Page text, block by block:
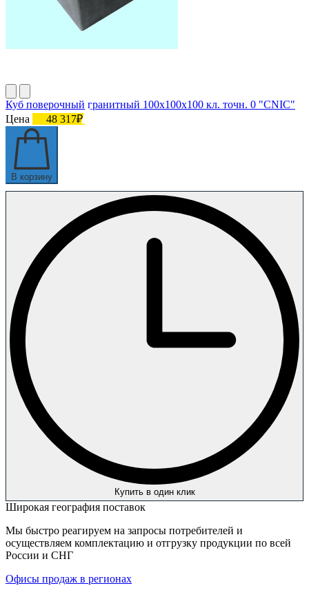
Куб поверочный гранитный 100х100х100 кл. точн. 0 "CNIC"
Цена
48 317₽
В корзину
Купить в один клик
Широкая география поставок
Мы быстро реагируем на запросы потребителей и
осуществляем комплектацию и отгрузку продукции по всей
России и СНГ
Офисы продаж в регионах